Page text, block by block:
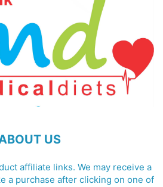
US
affiliate links. We may receive a
a purchase after clicking on one of